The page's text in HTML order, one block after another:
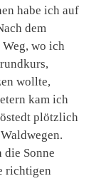
habe ich auf
dem
wo ich
wollte,
kam ich
plötzlich
Sonne
richtigen